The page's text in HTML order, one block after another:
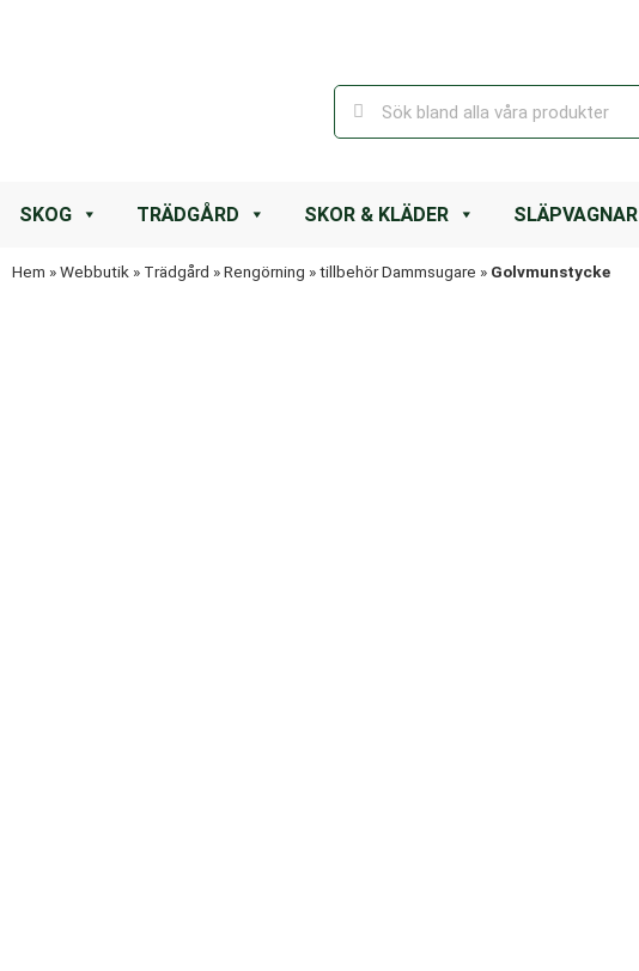
SKOG TRÄDGÅRD SKOR & KLÄDER SLÄPVAGNAR
Hem »Webbutik » Trädgård »Rengörning »tillbehör Dammsugare » Golvmunstycke